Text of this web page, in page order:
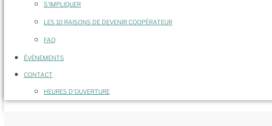
S’IMPLIQUER
LES 10 RAISONS DE DEVENIR COOPÉRATEUR
FAQ
ÉVÈNEMENTS
CONTACT
HEURES D’OUVERTURE